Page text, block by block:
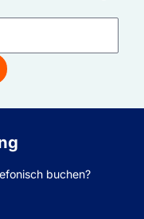
buchen?